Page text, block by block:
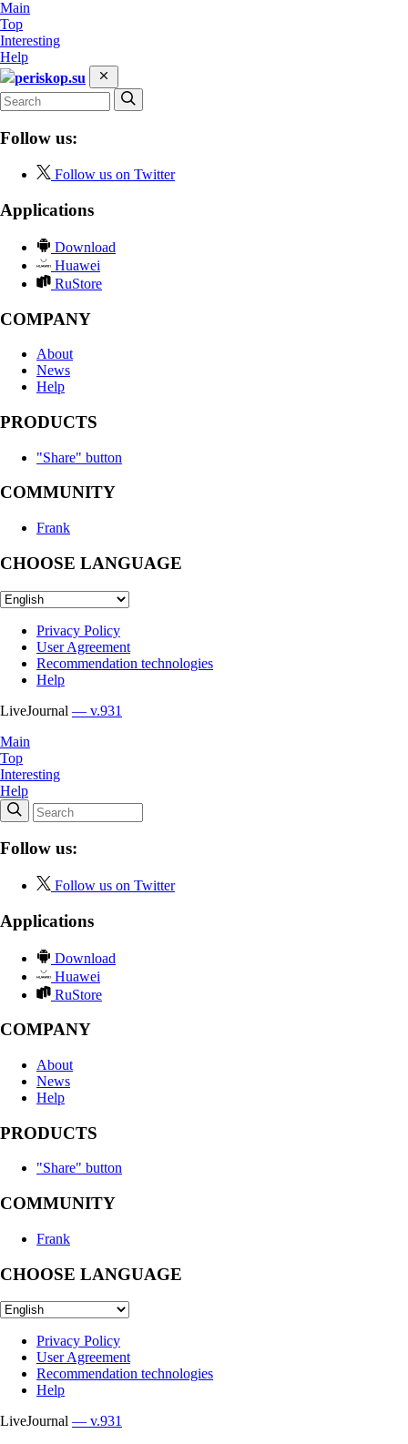
Main
Top
Interesting
Help
periskop.su
Follow us:
Follow us on Twitter
Applications
Download
Huawei
RuStore
COMPANY
About
News
Help
PRODUCTS
"Share" button
COMMUNITY
Frank
CHOOSE LANGUAGE
Privacy Policy
User Agreement
Recommendation technologies
Help
LiveJournal — v.931
Main
Top
Interesting
Help
Follow us:
Follow us on Twitter
Applications
Download
Huawei
RuStore
COMPANY
About
News
Help
PRODUCTS
"Share" button
COMMUNITY
Frank
CHOOSE LANGUAGE
Privacy Policy
User Agreement
Recommendation technologies
Help
LiveJournal — v.931